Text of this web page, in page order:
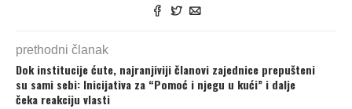
prethodni članak
Dok institucije ćute, najranjiviji članovi zajednice prepušteni
su sami sebi: Inicijativa za “Pomoć i njegu u kući” i dalje
čeka reakciju vlasti